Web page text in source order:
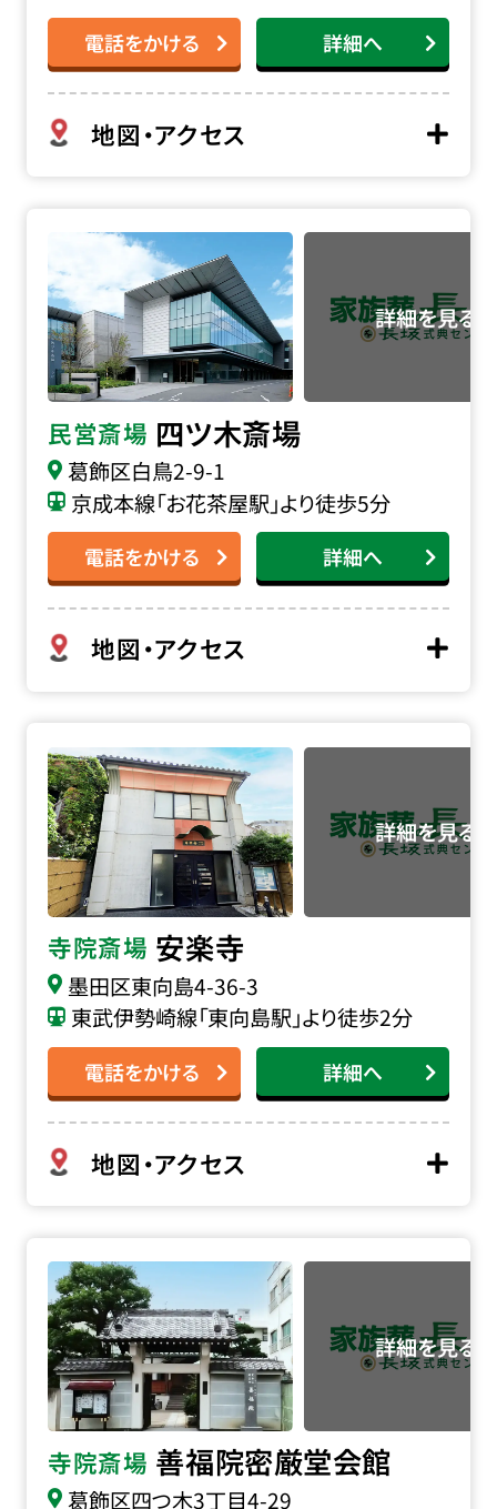
電話をかける 詳細へ
地図・アクセス
民営斎場 四ツ木斎場
葛飾区白鳥2-9-1
京成本線「お花茶屋駅」より徒歩5分
電話をかける 詳細へ
地図・アクセス
四ツ木斎場の詳細へ
寺院斎場 安楽寺
墨田区東向島4-36-3
東武伊勢崎線「東向島駅」より徒歩2分
電話をかける 詳細へ
地図・アクセス
寺院斎場 善福院密厳堂会館
葛飾区四つ木3丁目4-29
善福院 密厳堂会館の詳細へ